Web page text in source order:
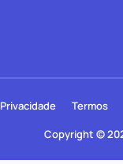
Copyright ©
Privacidade Termos